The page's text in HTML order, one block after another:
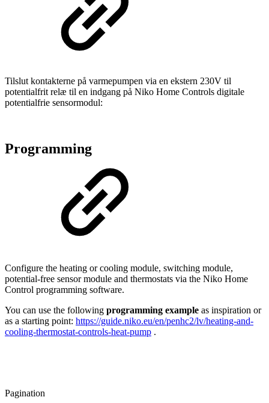
Tilslut kontakterne på varmepumpen via en ekstern 230V til
potentialfrit relæ til en indgang på Niko Home Controls digitale
potentialfrie sensormodul:
Programming
Configure the heating or cooling module, switching module,
potential-free sensor module and thermostats via the Niko Home
Control programming software.
You can use the following programming example as inspiration or
as a starting point: https://guide.niko.eu/en/penhc2/lv/heating-and-
cooling-thermostat-controls-heat-pump .
Pagination